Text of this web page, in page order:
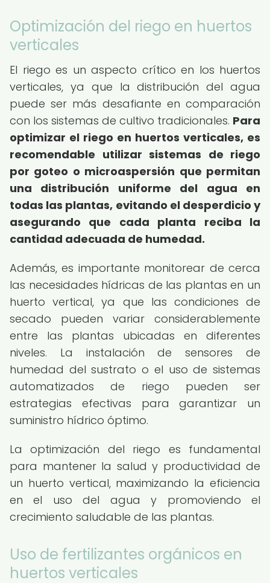
Optimización del riego en huertos
verticales
El riego es un aspecto crítico en los huertos
verticales, ya que la distribución del agua
puede ser más desafiante en comparación
con los sistemas de cultivo tradicionales. Para
optimizar el riego en huertos verticales, es
recomendable utilizar sistemas de riego
por goteo o microaspersión que permitan
una distribución uniforme del agua en
todas las plantas, evitando el desperdicio y
asegurando que cada planta reciba la
cantidad adecuada de humedad.
Además, es importante monitorear de cerca
las necesidades hídricas de las plantas en un
huerto vertical, ya que las condiciones de
secado pueden variar considerablemente
entre las plantas ubicadas en diferentes
niveles. La instalación de sensores de
humedad del sustrato o el uso de sistemas
automatizados de riego pueden ser
estrategias efectivas para garantizar un
suministro hídrico óptimo.
La optimización del riego es fundamental
para mantener la salud y productividad de
un huerto vertical, maximizando la eficiencia
en el uso del agua y promoviendo el
crecimiento saludable de las plantas.
Uso de fertilizantes orgánicos en
huertos verticales